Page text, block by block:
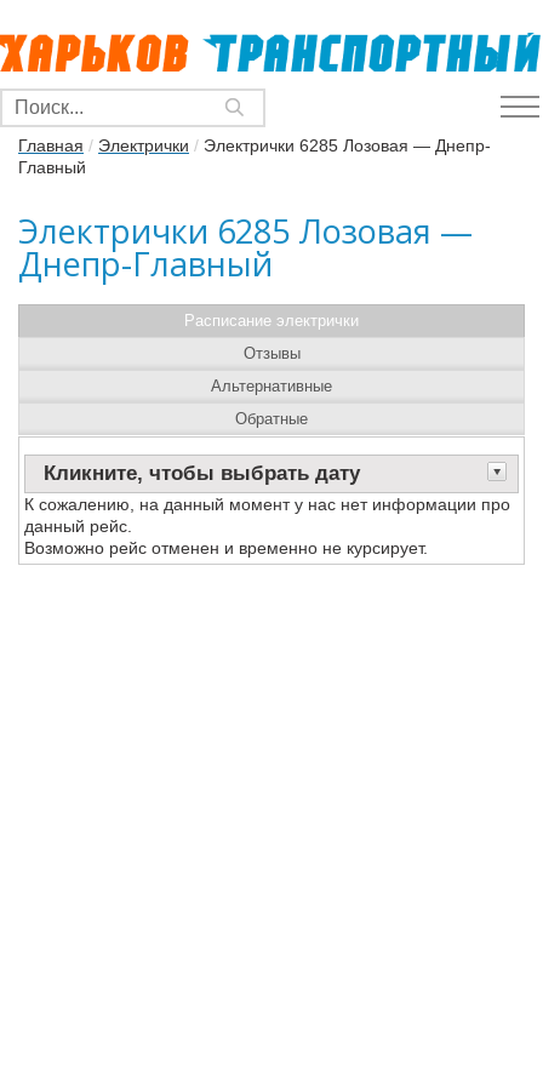
Главная / Электрички / Электрички 6285 Лозовая — Днепр-
Главный
Электрички 6285 Лозовая —
Днепр-Главный
Расписание электрички
Кликните, чтобы выбрать дату
К сожалению, на данный момент у нас нет информации про
данный рейс.
Возможно рейс отменен и временно не курсирует.
Отзывы
Альтернативные
Обратные